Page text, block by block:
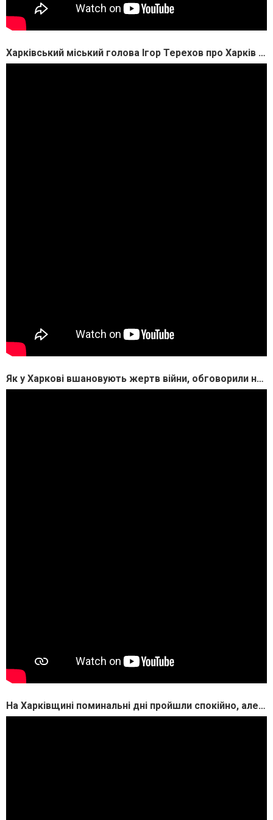
Харківський міський голова Ігор Терехов про Харків та харків’ян в умовах війни
Як у Харкові вшановують жертв війни, обговорили на дискусії, присвяченій темі меморіалізації
На Харківщині поминальні дні пройшли спокійно, але з посиленими заходами безпеки